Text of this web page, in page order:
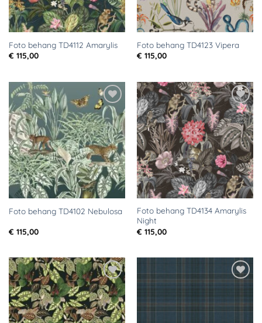
Foto behang TD4112 Amarylis
€ 115,00
Foto behang TD4123 Vipera
€ 115,00
Toevoegen
aan
verlanglijst
Foto behang TD4102 Nebulosa
€ 115,00
Toevoegen
aan
verlanglijst
Foto behang TD4134 Amarylis
Night
€ 115,00
Toevoegen
aan
verlanglijst
verlanglijst